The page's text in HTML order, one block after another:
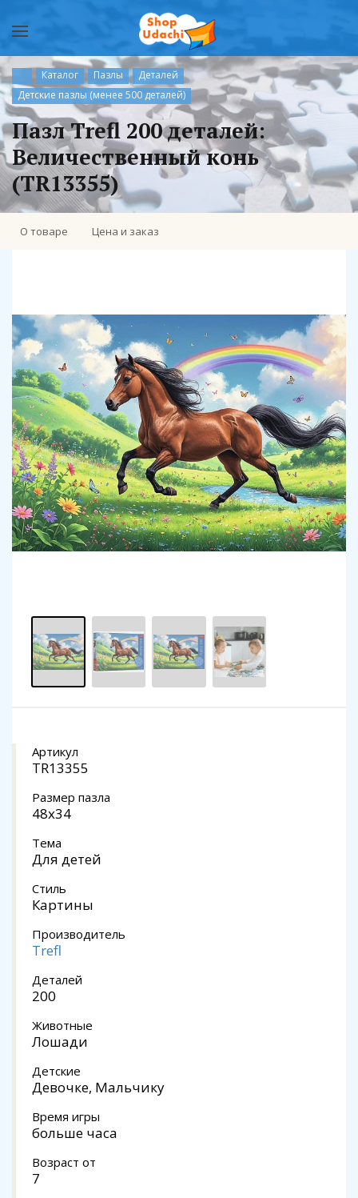
Каталог Пазлы
Деталей
Детские пазлы (менее 500 деталей)
Пазл Trefl 200 деталей:
Величественный конь
(TR13355)
О товаре Цена и заказ
Артикул
TR13355
Размер пазла
48x34
Тема
Для детей
Стиль
Картины
Производитель
Trefl
Деталей
200
Животные
Лошади
Детские
Девочке, Мальчику
Время игры
больше часа
Возраст от
7